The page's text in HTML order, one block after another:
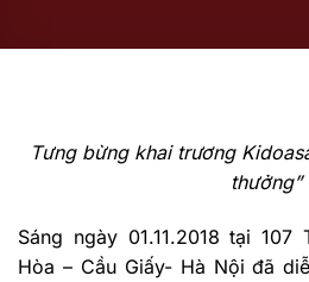
Tưng bừng khai trương
thưởng”
Sáng ngày 01.11.2018 tại
Hòa – Cầu Giấy- Hà Nội đã